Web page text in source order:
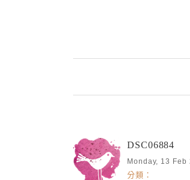
DSC06884
Monday, 13 Feb
分類：